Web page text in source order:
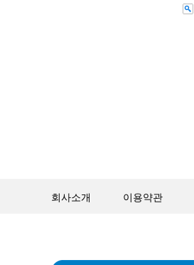
회사소개 이용약관